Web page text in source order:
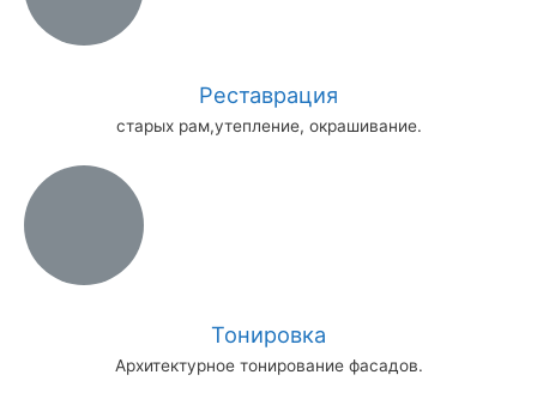
Реставрация
старых рам,утепление, окрашивание.
Тонировка
Архитектурное тонирование фасадов.